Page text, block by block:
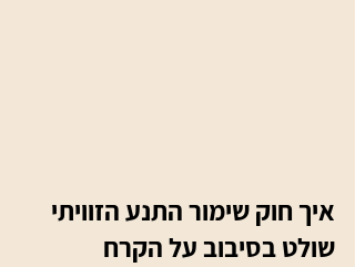
איך חוק שימור התנע הזוויתי
שולט בסיבוב על הקרח